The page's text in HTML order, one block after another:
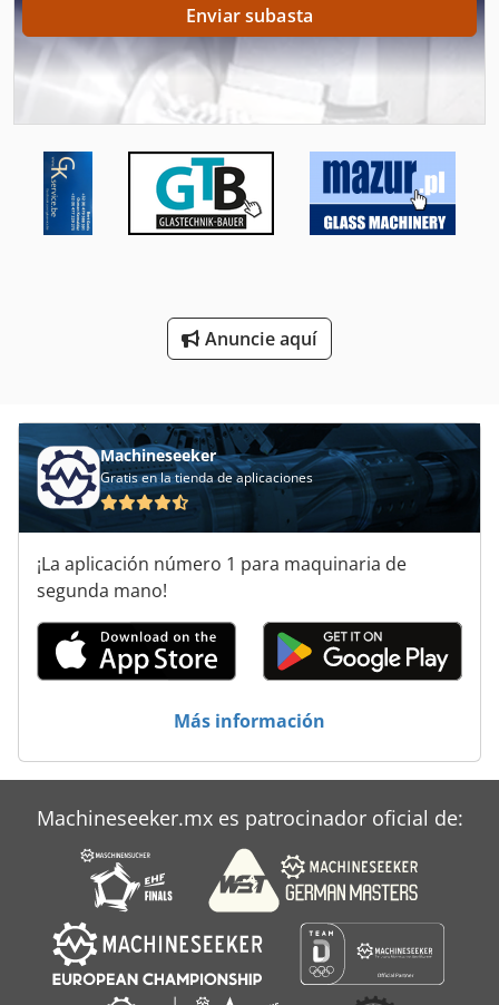
Prensa De Membrana
Prensa De Mesa
Prensa De Papel
Prensa De Presión
Prensa De Soldadura
Prensa De Taller
Prensas De Estampado
Prensas Hidraulicas
Prensas Neumaticas
Ver Prensa
Enviar subasta
Anuncie aquí
Machineseeker
Gratis en la tienda de aplicaciones
¡La aplicación número 1 para maquinaria de
segunda mano!
Más información
Machineseeker.mx es patrocinador oficial de: